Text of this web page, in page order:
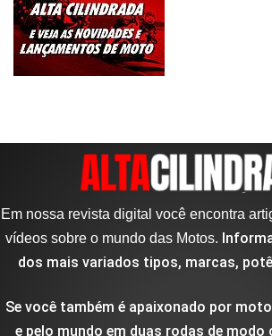
Em nossa revista digital você encontra
vídeos sobre o mundo das Motos.
dos mais variados tipos, marcas,
Se você também é apaixonado por
e pelo mundo em duas rodas de modo